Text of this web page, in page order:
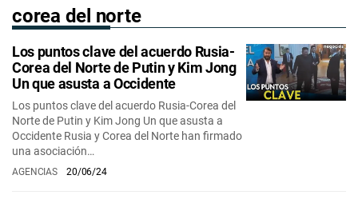
corea del norte
Los puntos clave del acuerdo Rusia-
Corea del Norte de Putin y Kim Jong
Un que asusta a Occidente
Los puntos clave del acuerdo Rusia-Corea del
Norte de Putin y Kim Jong Un que asusta a
Occidente Rusia y Corea del Norte han firmado
una asociación…
AGENCIAS 20/06/24